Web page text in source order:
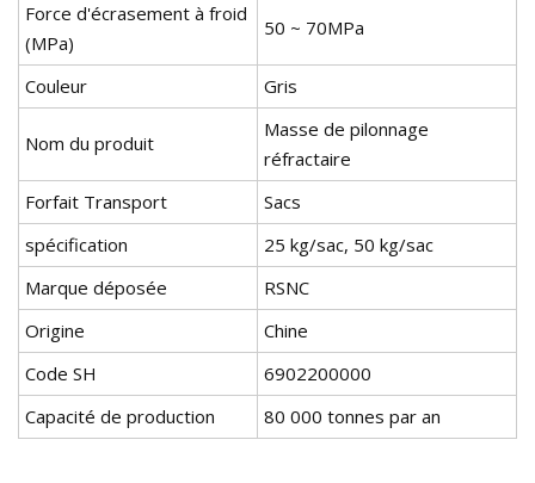
Force d'écrasement à froid
(MPa)
50 ~ 70MPa
Couleur Gris
Nom du produit
Masse de pilonnage
réfractaire
Forfait Transport
Sacs
spécification
25 kg/sac, 50 kg/sac
Marque déposée
RSNC
Origine
Chine
Code SH
6902200000
Capacité de production
80 000 tonnes par an